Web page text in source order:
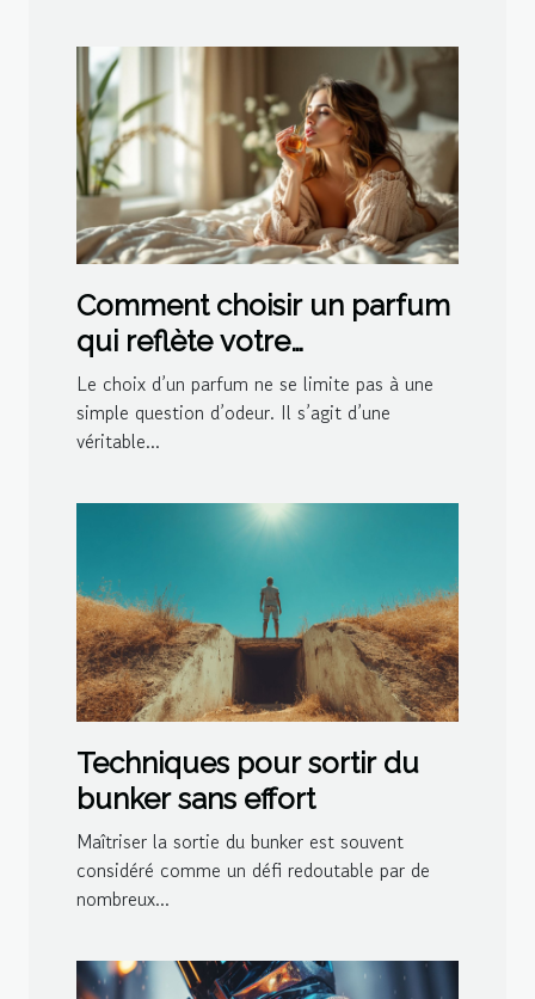
Comment choisir un parfum
qui reflète votre
personnalité?
Le choix d’un parfum ne se limite pas à une
simple question d’odeur. Il s’agit d’une
véritable...
Techniques pour sortir du
bunker sans effort
Maîtriser la sortie du bunker est souvent
considéré comme un défi redoutable par de
nombreux...